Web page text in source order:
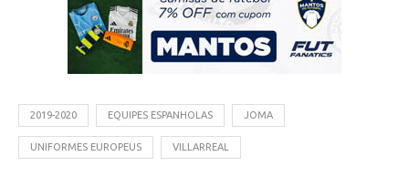
2019-2020 EQUIPES ESPANHOLAS JOMA
UNIFORMES EUROPEUS VILLARREAL